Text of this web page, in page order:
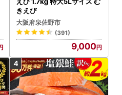
きえび
大阪府泉佐野市
(391)
9,000